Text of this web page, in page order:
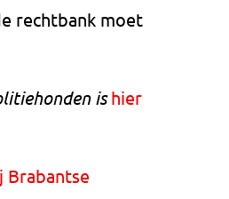
rechtbank moet
ishier
Brabantse